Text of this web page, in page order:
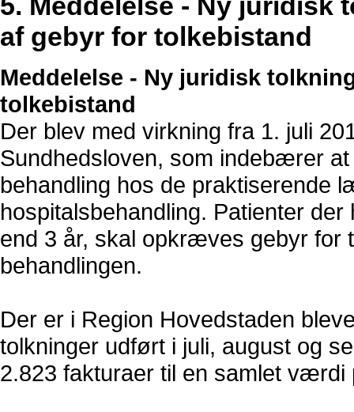
af gebyr for tolkebistand
Meddelelse - Ny juridisk
tolkebistand
Der blev med virkning fra 1. juli
Sundhedsloven, som indebærer
behandling hos de praktiserende
hospitalsbehandling. Patienter
end 3 år, skal opkræves gebyr for
behandlingen.
Der er i Region Hovedstaden
tolkninger udført i juli, august og
2.823 fakturaer til en samlet værdi